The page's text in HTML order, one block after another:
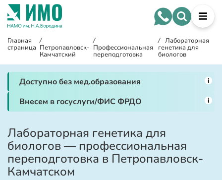
Главная
страница
/
Петропавловск-
Камчатский
/
Профессиональная
переподготовка
/ Лабораторная
генетика для
биологов
Доступно без мед.образования i
Внесем в госуслуги/ФИС ФРДО i
Лабораторная генетика для
биологов — профессиональная
переподготовка в Петропавловск-
Камчатском